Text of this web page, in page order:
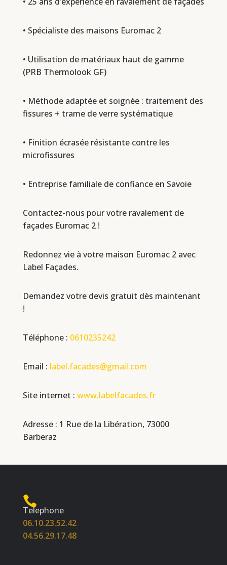
• Spécialiste des maisons Euromac 2
• Utilisation de matériaux haut de gamme
(PRB Thermolook GF)
• Méthode adaptée et soignée : traitement des
fissures + trame de verre systématique
• Finition écrasée résistante contre les
microfissures
• Entreprise familiale de confiance en Savoie
Contactez-nous pour votre ravalement de
façades Euromac 2 !
Redonnez vie à votre maison Euromac 2 avec
Label Façades.
Demandez votre devis gratuit dès maintenant
!
Téléphone : 0610235242
Email : label.facades@gmail.com
Site internet : www.labelfacades.fr
Adresse : 1 Rue de la Libération, 73000
Barberaz
Telephone
06.10.23.52.42
04.56.29.17.48